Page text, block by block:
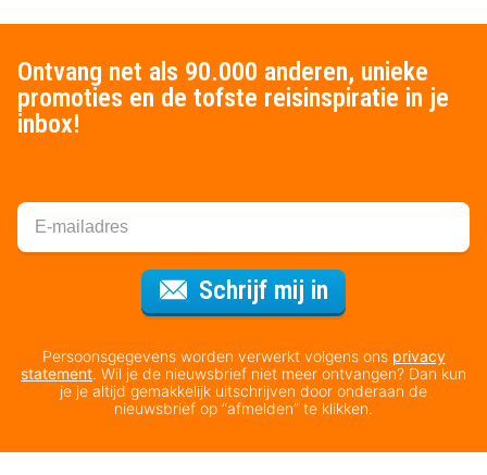
Ontvang net als 90.000 anderen, unieke
promoties en de tofste reisinspiratie in je
inbox!
Schrijf mij in
Persoonsgegevens worden verwerkt volgens ons privacy
statement. Wil je de nieuwsbrief niet meer ontvangen? Dan kun
je je altijd gemakkelijk uitschrijven door onderaan de
nieuwsbrief op “afmelden” te klikken.